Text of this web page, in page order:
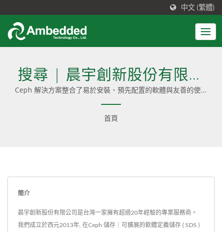
中文 (繁體)
搜尋 | 晨宇創新股份有限公
司
Ceph 解決方案整合了易於安裝、預先配置的軟體與友善的使用
者介面；並提供 Ceph 顧問諮詢、專業服務與無縫更新，同時
提供純軟體（software-only）和一站式（turnkey）設備兩種
首頁
簡介
晨宇創新股份有限公司是台灣一家擁有超過20年經驗的專業服務商。
我們成立於西元2013年, 在Ceph 儲存｜可擴展的軟體定義儲存 ( SDS )